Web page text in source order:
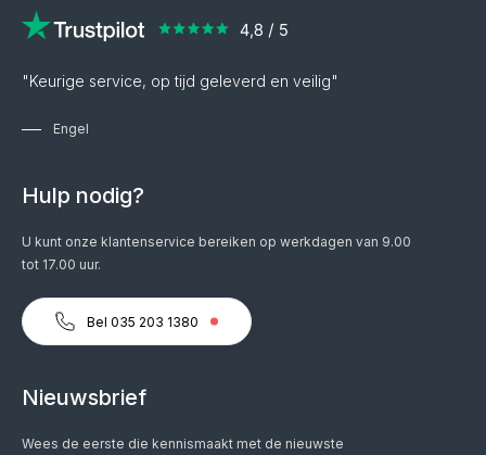
"Keurige service, op tijd geleverd en veilig"
Engel
Hulp nodig?
U kunt onze klantenservice bereiken op werkdagen van 9.00
tot 17.00 uur.
Bel 035 203 1380
Nieuwsbrief
Wees de eerste die kennismaakt met de nieuwste